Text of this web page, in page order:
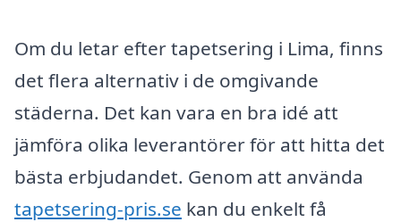
Om du letar efter tapetsering i Lima, finns
det flera alternativ i de omgivande
städerna. Det kan vara en bra idé att
jämföra olika leverantörer för att hitta det
bästa erbjudandet. Genom att använda
tapetsering-pris.se kan du enkelt få